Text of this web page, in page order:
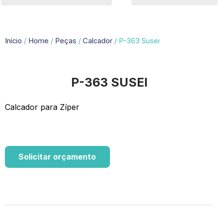
Início / Home / Peças / Calcador / P-363 Susei
P-363 SUSEI
Calcador para Zíper
Solicitar orçamento